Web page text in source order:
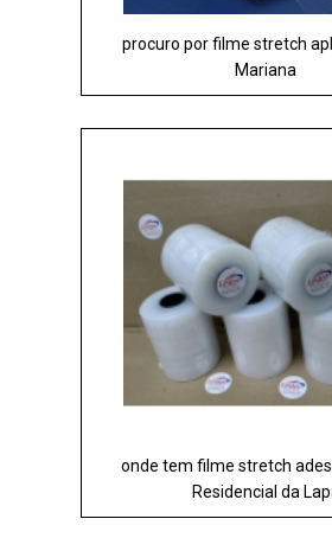
procuro por filme stretch
Mariana
onde tem filme stretch
Residencial da